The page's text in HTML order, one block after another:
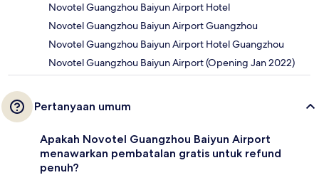
Novotel Guangzhou Baiyun Airport Hotel
Novotel Guangzhou Baiyun Airport Guangzhou
Novotel Guangzhou Baiyun Airport Hotel Guangzhou
Novotel Guangzhou Baiyun Airport (Opening Jan 2022)
Pertanyaan umum
Apakah Novotel Guangzhou Baiyun Airport
menawarkan pembatalan gratis untuk refund
penuh?